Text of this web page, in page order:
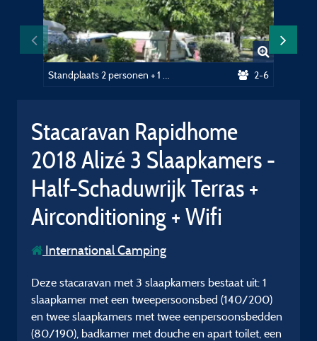
2-6
Stacaravan Rapidhome
2018 Alizé 3 Slaapkamers -
Half-Schaduwrijk Terras +
Airconditioning + Wifi
International Camping
Deze stacaravan met 3 slaapkamers bestaat uit: 1
slaapkamer met een tweepersoonsbed (140/200)
en twee slaapkamers met twee eenpersoonsbedden
(80/190), badkamer met douche en apart toilet, een